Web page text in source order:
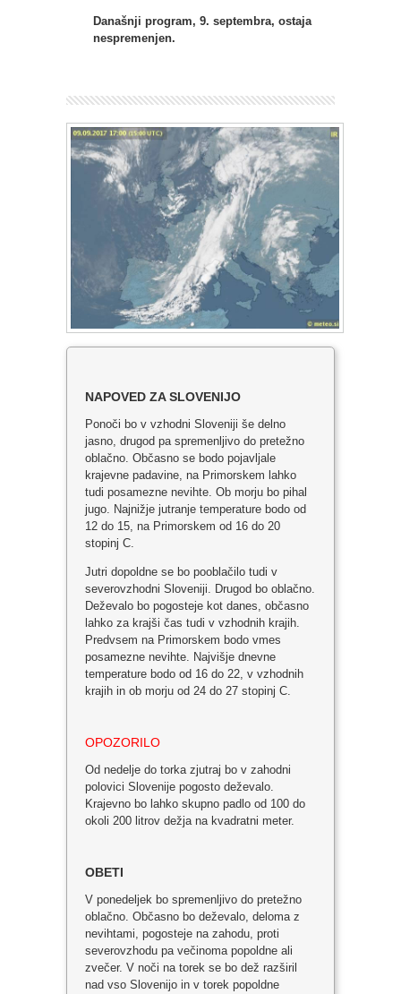
Današnji program, 9. septembra, ostaja
nespremenjen.
NAPOVED ZA SLOVENIJO
Ponoči bo v vzhodni Sloveniji še delno
jasno, drugod pa spremenljivo do pretežno
oblačno. Občasno se bodo pojavljale
krajevne padavine, na Primorskem lahko
tudi posamezne nevihte. Ob morju bo pihal
jugo. Najnižje jutranje temperature bodo od
12 do 15, na Primorskem od 16 do 20
stopinj C.
Jutri dopoldne se bo pooblačilo tudi v
severovzhodni Sloveniji. Drugod bo oblačno.
Deževalo bo pogosteje kot danes, občasno
lahko za krajši čas tudi v vzhodnih krajih.
Predvsem na Primorskem bodo vmes
posamezne nevihte. Najvišje dnevne
temperature bodo od 16 do 22, v vzhodnih
krajih in ob morju od 24 do 27 stopinj C.
OPOZORILO
Od nedelje do torka zjutraj bo v zahodni
polovici Slovenije pogosto deževalo.
Krajevno bo lahko skupno padlo od 100 do
okoli 200 litrov dežja na kvadratni meter.
OBETI
V ponedeljek bo spremenljivo do pretežno
oblačno. Občasno bo deževalo, deloma z
nevihtami, pogosteje na zahodu, proti
severovzhodu pa večinoma popoldne ali
zvečer. V noči na torek se bo dež razširil
nad vso Slovenijo in v torek popoldne